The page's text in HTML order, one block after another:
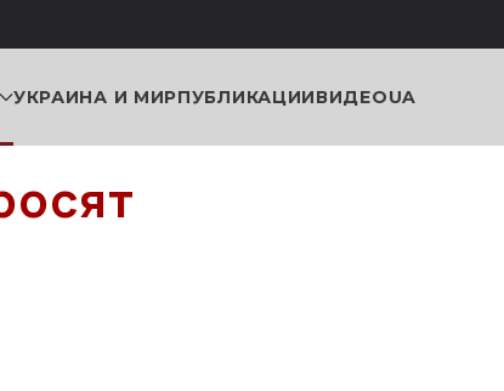
УКРАИНА И МИРПУБЛИКАЦИИВИДЕОUA